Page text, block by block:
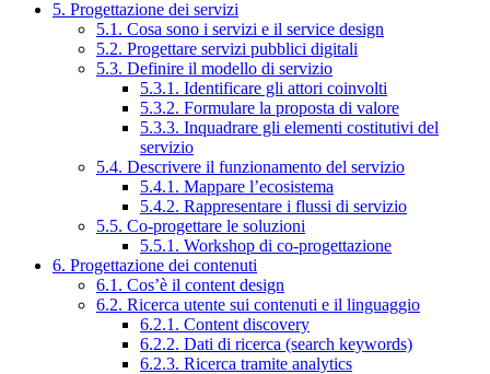
5. Progettazione dei servizi
5.1. Cosa sono i servizi e il service design
5.2. Progettare servizi pubblici digitali
5.3. Definire il modello di servizio
5.3.1. Identificare gli attori coinvolti
5.3.2. Formulare la proposta di valore
5.3.3. Inquadrare gli elementi costitutivi del
servizio
5.4. Descrivere il funzionamento del servizio
5.4.1. Mappare l’ecosistema
5.4.2. Rappresentare i flussi di servizio
5.5. Co-progettare le soluzioni
5.5.1. Workshop di co-progettazione
6. Progettazione dei contenuti
6.1. Cos’è il content design
6.2. Ricerca utente sui contenuti e il linguaggio
6.2.1. Content discovery
6.2.2. Dati di ricerca (search keywords)
6.2.3. Ricerca tramite analytics